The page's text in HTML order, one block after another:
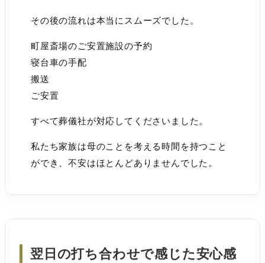
その後の流れは本当にスムーズでした。
町屋斎場のご安置施設の予約
寝台車の手配
搬送
ご安置
すべて葬儀社が対応してくださいました。
私たち家族は母のことを考える時間を持つこと
ができ、不安はほとんどありませんでした。
翌日の打ち合わせで感じた安心感